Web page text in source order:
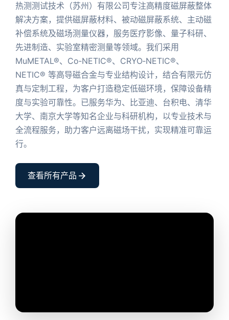
热测测试技术（苏州）有限公司专注高精度磁屏蔽整体
解决方案，提供磁屏蔽材料、被动磁屏蔽系统、主动磁
补偿系统及磁场测量仪器，服务医疗影像、量子科研、
先进制造、实验室精密测量等领域。我们采用
MuMETAL®、Co‑NETIC®、CRYO‑NETIC®、
NETIC® 等高导磁合金与专业结构设计，结合有限元仿
真与定制工程，为客户打造稳定低磁环境，保障设备精
度与实验可靠性。已服务华为、比亚迪、台积电、清华
大学、南京大学等知名企业与科研机构，以专业技术与
全流程服务，助力客户远离磁场干扰，实现精准可靠运
行。
查看所有产品